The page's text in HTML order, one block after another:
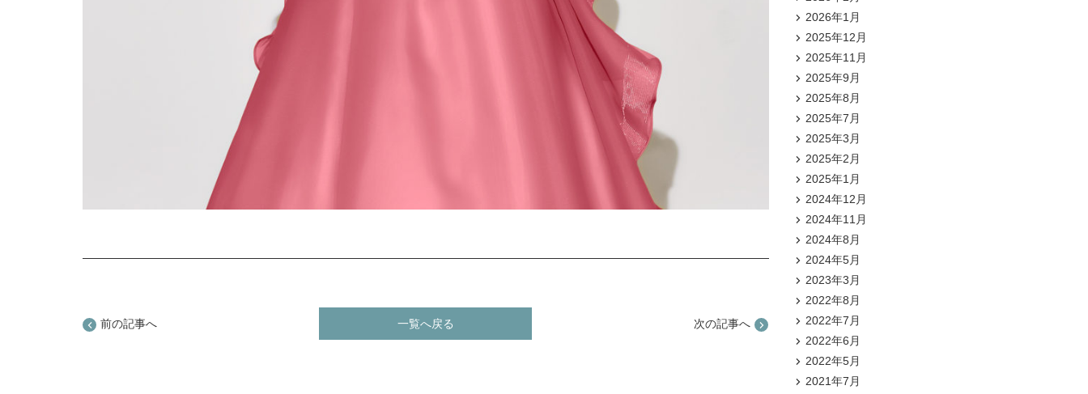
前の記事へ 次の記事へ
一覧へ戻る
2026年1月
2025年12月
2025年11月
2025年9月
2025年8月
2025年7月
2025年3月
2025年2月
2025年1月
2024年12月
2024年11月
2024年8月
2024年5月
2023年3月
2022年8月
2022年7月
2022年6月
2022年5月
2021年7月